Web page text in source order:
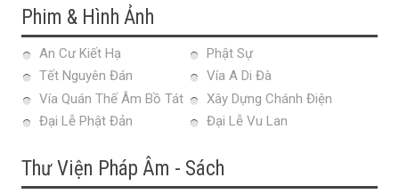
Phim & Hình Ảnh
An Cư Kiết Hạ
Phật Sự
Tết Nguyên Đán
Vía A Di Đà
Vía Quán Thế Âm Bồ Tát
Xây Dựng Chánh Điện
Đại Lễ Phật Đản
Đại Lễ Vu Lan
Thư Viện Pháp Âm - Sách